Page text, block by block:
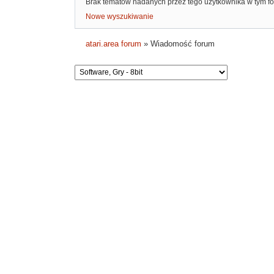
Nowe wyszukiwanie
atari.area forum »Wiadomość forum